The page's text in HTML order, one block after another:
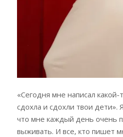
«Сегодня мне написал
сдохла и сдохли твои дети».
что мне каждый день очень
выживать. И все, кто пишет